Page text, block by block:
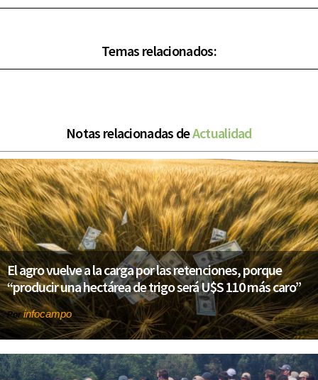
Temas relacionados:
Notas relacionadas deActualidad
El agro vuelve a la carga por las retenciones, porque
“producir una hectárea de trigo será U$S 110 más caro”
Porinfocampo